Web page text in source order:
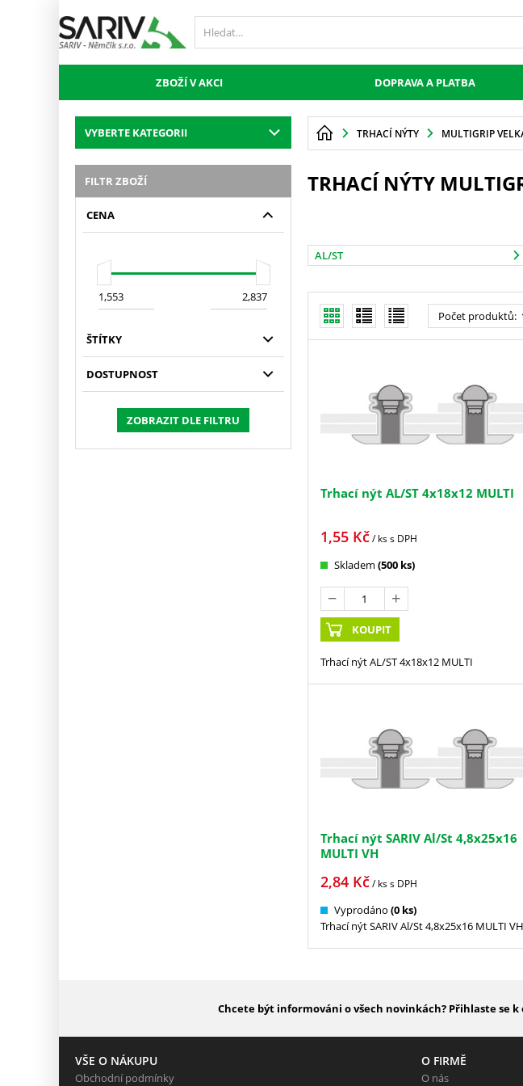
ZBOŽÍ V AKCI DOPRAVA A PLATBA
VYBERTE KATEGORII
FILTR ZBOŽÍ
CENA
ŠTÍTKY
DOSTUPNOST
ZOBRAZIT DLE FILTRU
TRHACÍ NÝTY MULTIGRIP
TRHACÍ NÝTY
AL/ST
Počet produktů:
Trhací nýt AL/ST 4x18x12 MULTI
1,55Kč/ kss DPH
Skladem (500 ks)
KOUPIT
Trhací nýt AL/ST 4x18x12 MULTI
Trhací nýt SARIV Al/St 4,8x25x16
MULTI VH
2,84Kč/ kss DPH
Vyprodáno (0 ks)
Trhací nýt SARIV Al/St 4,8x25x16 MULTI VH
Chcete být informováni o všech novinkách? Přihlaste se
VŠE O NÁKUPU
Obchodní podmínky
O FIRMĚ
O nás